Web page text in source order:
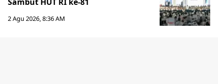
2 Agu 2026, 8:36 AM